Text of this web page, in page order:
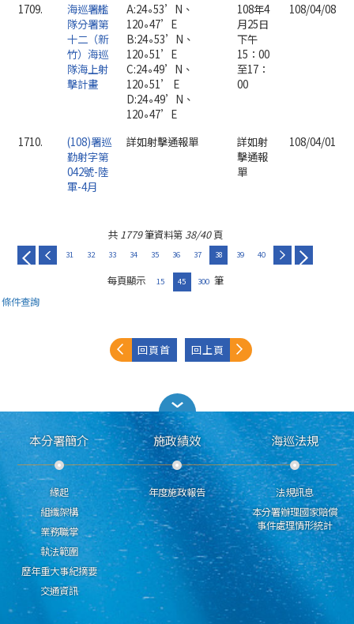
1709.
海巡署艦
隊分署第
十二（新
竹）海巡
隊海上射
擊計畫
A:24∘53’N、
120∘47’E
B:24∘53’N、
120∘51’E
C:24∘49’N、
120∘51’ E
D:24∘49’N、
120∘47’E
108年4
月25日
下午
15：00
至17：
00
108/04/08
1710.
(108)署巡
勤射字第
042號-陸
軍-4月
詳如射擊通報單
詳如射
擊通報
單
108/04/01
共 1779筆資料第 38/40頁
31 32 33 34 35 36 37 38 39 40
每頁顯示 15 45 300 筆
條件查詢
回頁首 回上頁
本分署簡介
緣起
組織架構
業務職掌
執法範圍
歷年重大事紀摘要
交通資訊
施政績效
年度施政報告
海巡法規
法規訊息
本分署辦理國家賠償
事件處理情形統計